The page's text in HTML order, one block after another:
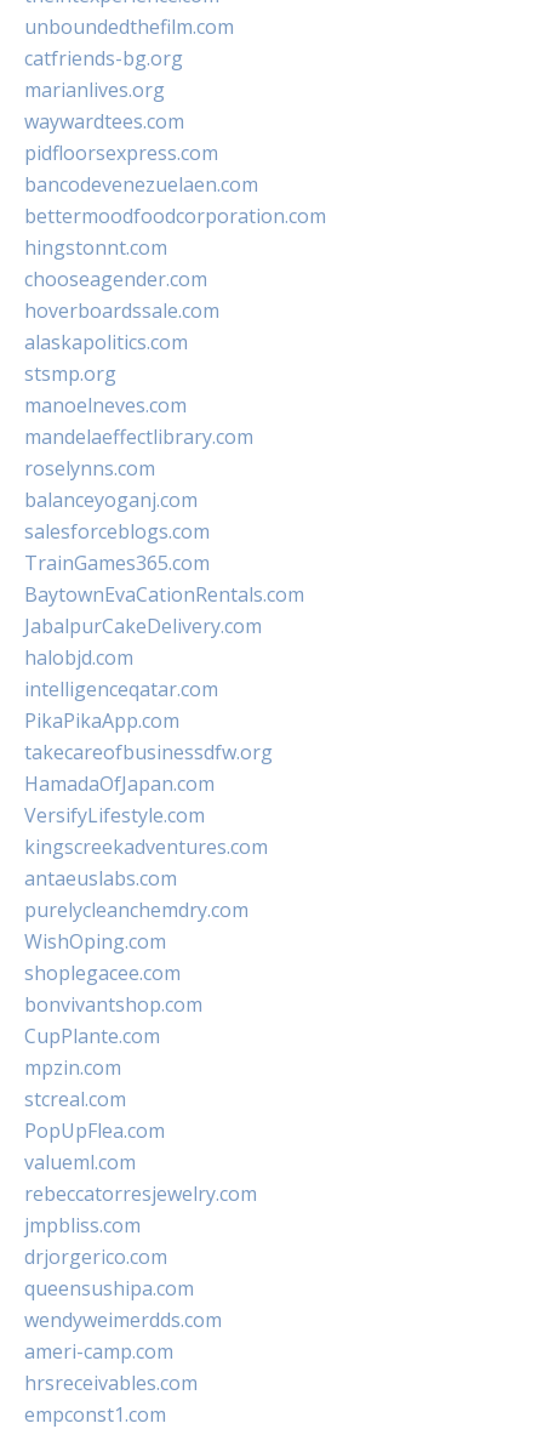
unboundedthefilm.com
catfriends-bg.org
marianlives.org
waywardtees.com
pidfloorsexpress.com
bancodevenezuelaen.com
bettermoodfoodcorporation.com
hingstonnt.com
chooseagender.com
hoverboardssale.com
alaskapolitics.com
stsmp.org
manoelneves.com
mandelaeffectlibrary.com
roselynns.com
balanceyoganj.com
salesforceblogs.com
TrainGames365.com
BaytownEvaCationRentals.com
JabalpurCakeDelivery.com
halobjd.com
intelligenceqatar.com
PikaPikaApp.com
takecareofbusinessdfw.org
HamadaOfJapan.com
VersifyLifestyle.com
kingscreekadventures.com
antaeuslabs.com
purelycleanchemdry.com
WishOping.com
shoplegacee.com
bonvivantshop.com
CupPlante.com
mpzin.com
stcreal.com
PopUpFlea.com
valueml.com
rebeccatorresjewelry.com
jmpbliss.com
drjorgerico.com
queensushipa.com
wendyweimerdds.com
ameri-camp.com
hrsreceivables.com
empconst1.com